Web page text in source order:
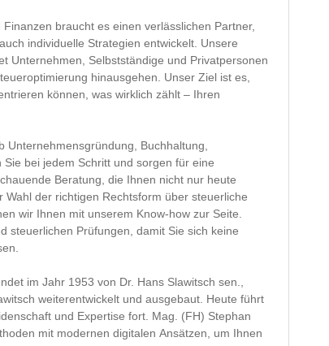
braucht es einen verlässlichen Partner,
individuelle Strategien entwickelt. Unsere
Unternehmen, Selbstständige und Privatpersonen
hinausgehen. Unser Ziel ist es,
können, was wirklich zählt – Ihren
Buchhaltung,
bei jedem Schritt und sorgen für eine
Beratung, die Ihnen nicht nur heute
der richtigen Rechtsform über steuerliche
wir Ihnen mit unserem Know-how zur Seite.
steuerlichen Prüfungen, damit Sie sich keine
im Jahr 1953 von Dr. Hans Slawitsch sen.,
weiterentwickelt und ausgebaut. Heute führt
und Expertise fort. Mag. (FH) Stephan
mit modernen digitalen Ansätzen, um Ihnen